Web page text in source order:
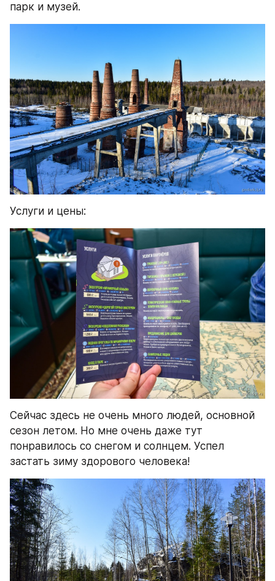
парк и музей.
Услуги и цены:
Сейчас здесь не очень много людей, основной
сезон летом. Но мне очень даже тут
понравилось со снегом и солнцем. Успел
застать зиму здорового человека!